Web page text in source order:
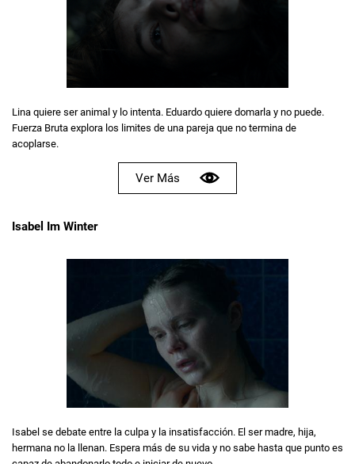
Lina quiere ser animal y lo intenta. Eduardo quiere domarla y no puede.
Fuerza Bruta explora los limites de una pareja que no termina de
acoplarse.
Ver Más
Isabel Im Winter
Isabel se debate entre la culpa y la insatisfacción. El ser madre, hija,
hermana no la llenan. Espera más de su vida y no sabe hasta que punto es